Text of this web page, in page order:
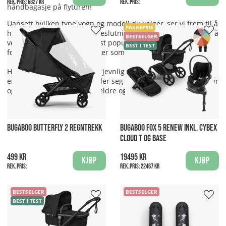
håndbagasje på flyturen!
Uansett hvilken type vogn og modell du velger, ser vi frem til å
hjelpe deg med å ta riktig beslutning! For å gjøre det enklere å
velge har vi samlet våre mest populere vogner og bilstoler i
forskjellige barnevognspakker som dekker de fleste behov.
Husk at godt vedlikehold og jevnlig service på din barnevogn
er viktig for at din vogn holder seg best mulig over tid! Vi tilbyr
også reservedeler, både til eldre og nye barnevogner.
Rek. pris:6827 kr Rek. pris:
BUGABOO BUTTERFLY 2 REGNTREKK
499 kr
Rek. pris:
Kjøp
PAKKEPRIS
BESTSELGER
BEST I TEST
BUGABOO FOX 5 RENEW INKL. CYBEX
CLOUD T OG BASE
19495 kr
Rek. pris:22467 kr
Kjøp
BESTSELGER
BEST I TEST
BESTSELGER